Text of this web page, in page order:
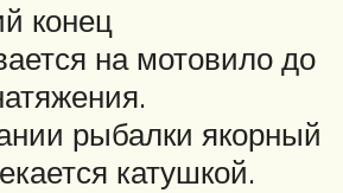
конец
на мотовило до
рыбалки якорный
катушкой.